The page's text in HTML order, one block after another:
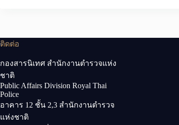
ติดต่อ
กองสารนิเทศ สำนักงานตำรวจแห่ง
ชาติ
Public Affairs Division Royal Thai
Police
อาคาร 12 ชั้น 2,3 สำนักงานตำรวจ
แห่งชาติ